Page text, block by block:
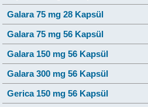
Galara 75 mg 28 Kapsül
Galara 75 mg 56 Kapsül
Galara 150 mg 56 Kapsül
Galara 300 mg 56 Kapsül
Gerica 150 mg 56 Kapsül